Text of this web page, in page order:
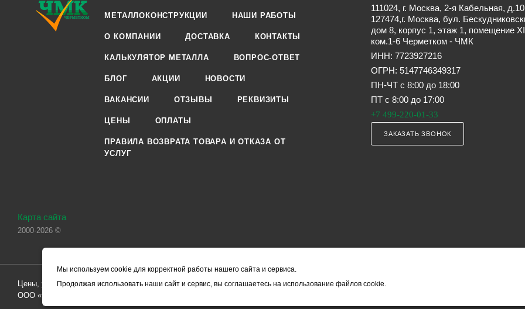
МЕТАЛЛОКОНСТРУКЦИИ НАШИ РАБОТЫ
О КОМПАНИИ ДОСТАВКА КОНТАКТЫ
КАЛЬКУЛЯТОР МЕТАЛЛА ВОПРОС-ОТВЕТ
БЛОГ АКЦИИ НОВОСТИ
ВАКАНСИИ ОТЗЫВЫ РЕКВИЗИТЫ
ЦЕНЫ ОПЛАТЫ
ПРАВИЛА ВОЗВРАТА ТОВАРА И ОТКАЗА ОТ
УСЛУГ
111024, г. Москва, 2-я Кабельная, д.10
127474,г. Москва, бул.
дом 8, корпус 1, этаж 1, помещение
ком.1-6 Черметком - ЧМК
ИНН: 7723927216
ОГРН: 5147746349317
ПН-ЧТ с 8:00 до 18:00
ПТ с 8:00 до 17:00
+7 499-220-01-33
ЗАКАЗАТЬ ЗВОНОК
Карта сайта
2000-2026 ©
Цены, указанные на сайте, носят справочный характер и не являются офертой (в соответствии со ст. 435 ГК РФ). Они могут изменяться в
ООО «ЧЕРМЕТ.КОМ» по заключению Договора. Окончательная стоимость товара формируется менеджером и уточняется вместе со сроками
Мы используем cookie для корректной работы нашего сайта и сервиса.
Продолжая использовать наши сайт и сервис, вы соглашаетесь на использование файлов cookie.